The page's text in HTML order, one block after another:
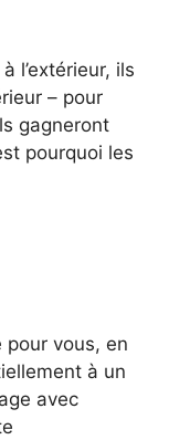
l’extérieur, ils
– pour
gagneront
pourquoi les
vous, en
à un
avec